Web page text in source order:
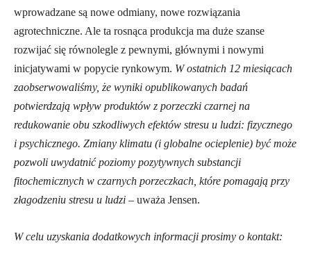
wprowadzane są nowe odmiany, nowe rozwiązania
agrotechniczne. Ale ta rosnąca produkcja ma duże szanse
rozwijać się równolegle z pewnymi, głównymi i nowymi
inicjatywami w popycie rynkowym. W ostatnich 12 miesiącach
zaobserwowaliśmy, że wyniki opublikowanych badań
potwierdzają wpływ produktów z porzeczki czarnej na
redukowanie obu szkodliwych efektów stresu u ludzi: fizycznego
i psychicznego. Zmiany klimatu (i globalne ocieplenie) być może
pozwoli uwydatnić poziomy pozytywnych substancji
fitochemicznych w czarnych porzeczkach, które pomagają przy
złagodzeniu stresu u ludzi – uważa Jensen.
W celu uzyskania dodatkowych informacji prosimy o kontakt: